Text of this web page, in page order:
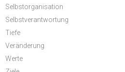
Selbstorganisation
Selbstverantwortung
Tiefe
Veränderung
Werte